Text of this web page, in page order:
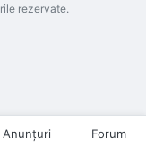
rezervate.
Anunţuri Forum